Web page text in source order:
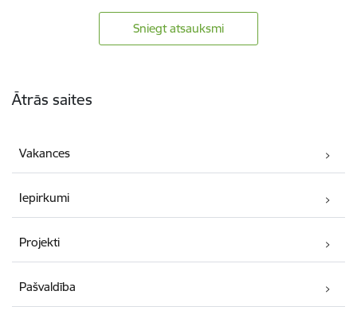
Sniegt atsauksmi
Ātrās saites
Vakances
Iepirkumi
Projekti
Pašvaldība